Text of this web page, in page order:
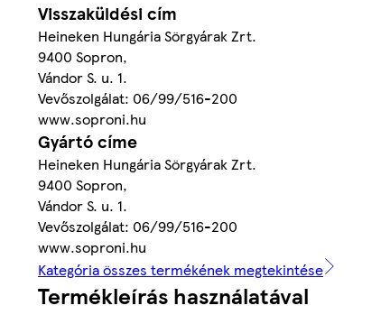
Visszaküldési cím
Heineken Hungária Sörgyárak Zrt.
9400 Sopron,
Vándor S. u. 1.
Vevőszolgálat: 06/99/516-200
www.soproni.hu
Gyártó címe
Heineken Hungária Sörgyárak Zrt.
9400 Sopron,
Vándor S. u. 1.
Vevőszolgálat: 06/99/516-200
www.soproni.hu
Kategória összes termékének megtekintése
Termékleírás használatával